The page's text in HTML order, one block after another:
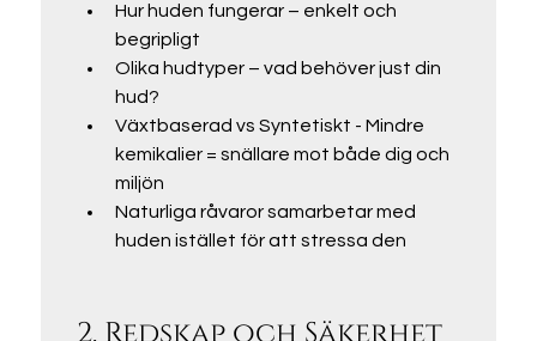
Hur huden fungerar – enkelt och
begripligt
Olika hudtyper – vad behöver just din
hud?
Växtbaserad vs Syntetiskt - Mindre
kemikalier = snällare mot både dig och
miljön
Naturliga råvaror samarbetar med
huden istället för att stressa den